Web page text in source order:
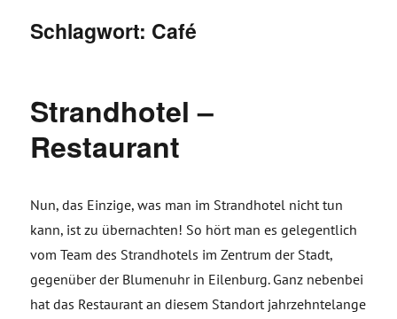
Schlagwort: Café
Strandhotel –
Restaurant
Nun, das Einzige, was man im Strandhotel nicht tun
kann, ist zu übernachten! So hört man es gelegentlich
vom Team des Strandhotels im Zentrum der Stadt,
gegenüber der Blumenuhr in Eilenburg. Ganz nebenbei
hat das Restaurant an diesem Standort jahrzehntelange